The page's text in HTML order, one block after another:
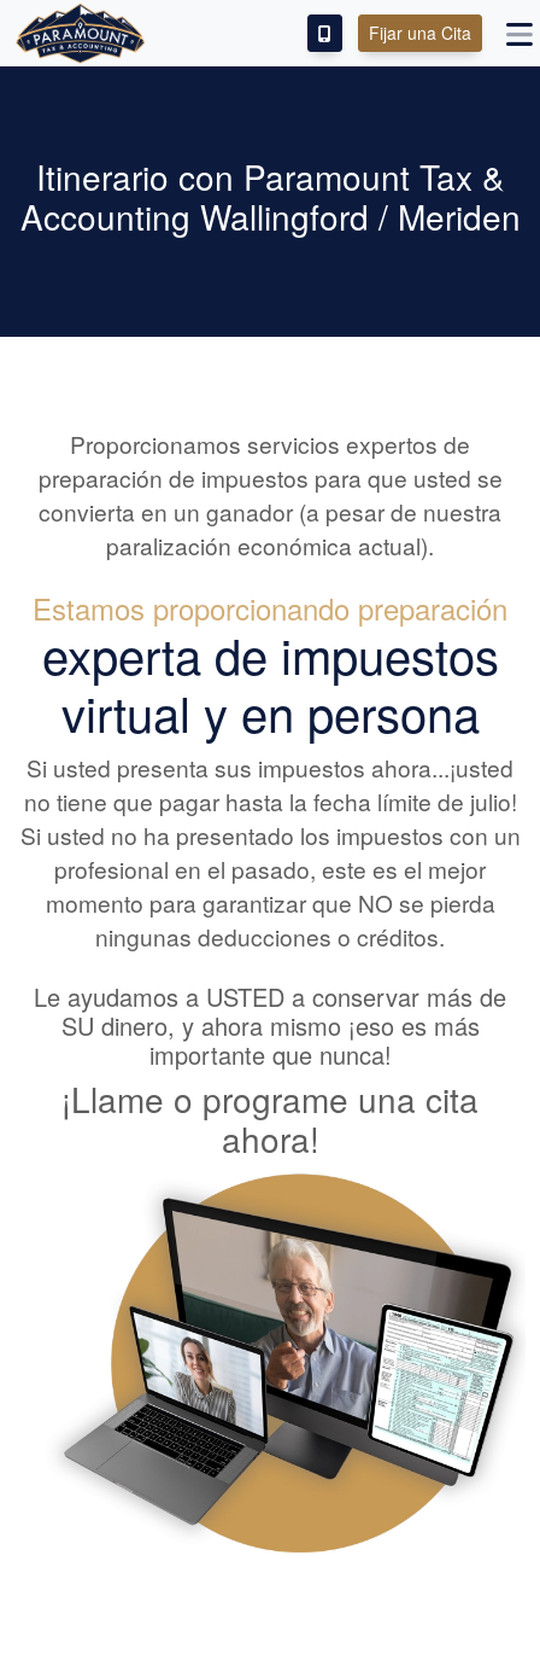
IMPUESTOS PERSONALES
IMPUESTOS COMERCIALES
SOBRE
Fijar una Cita
Itinerario con Paramount Tax &
Accounting Wallingford / Meriden
Proporcionamos servicios expertos de
preparación de impuestos para que usted se
convierta en un ganador (a pesar de nuestra
paralización económica actual).
Estamos proporcionando preparación
experta de impuestos
virtual y en persona
Si usted presenta sus impuestos ahora...¡usted
no tiene que pagar hasta la fecha límite de julio!
Si usted no ha presentado los impuestos con un
profesional en el pasado, este es el mejor
momento para garantizar que NO se pierda
ningunas deducciones o créditos.
Le ayudamos a USTED a conservar más de
SU dinero, y ahora mismo ¡eso es más
importante que nunca!
¡Llame o programe una cita
ahora!